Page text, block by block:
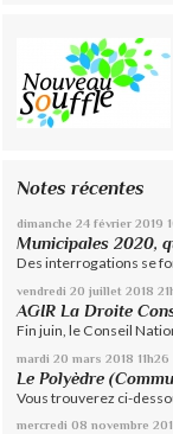
Notes récentes
dimanche 24 février 2019
Municipales 2020,
Des interrogations se
vendredi 20 juillet 2018
AGIR La Droite
Fin juin, le Conseil
mardi 20 mars 2018 11h26
Le Polyèdre
Vous trouverez ci-
mercredi 08 novembre